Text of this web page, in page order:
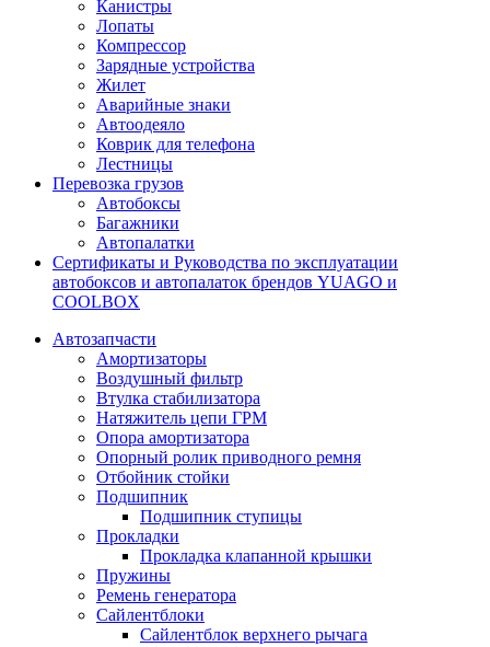
Канистры
Лопаты
Компрессор
Зарядные устройства
Жилет
Аварийные знаки
Автоодеяло
Коврик для телефона
Лестницы
Перевозка грузов
Автобоксы
Багажники
Автопалатки
Сертификаты и Руководства по эксплуатации
автобоксов и автопалаток брендов YUAGO и
COOLBOX
Автозапчасти
Амортизаторы
Воздушный фильтр
Втулка стабилизатора
Натяжитель цепи ГРМ
Опора амортизатора
Опорный ролик приводного ремня
Отбойник стойки
Подшипник
Подшипник ступицы
Прокладки
Прокладка клапанной крышки
Пружины
Ремень генератора
Сайлентблоки
Сайлентблок верхнего рычага